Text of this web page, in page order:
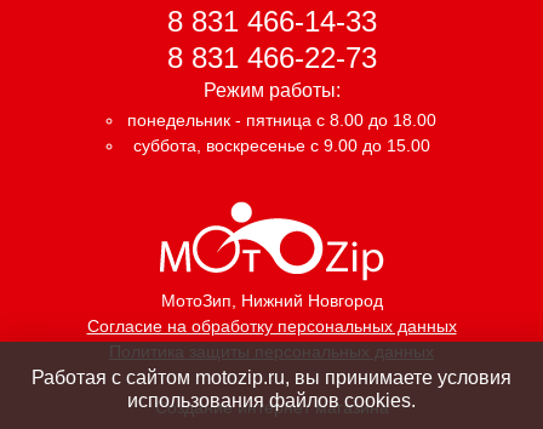
МотоЗип, Нижний Новгород
Согласие на обработку персональных данных
Политика защиты персональных данных
8 831 466-14-33
8 831 466-22-73
Режим работы:
понедельник - пятница с 8.00 до 18.00
суббота, воскресенье с 9.00 до 15.00
Создание интернет магазина
Работая с сайтом motozip.ru, вы принимаете условия
использования файлов cookies.